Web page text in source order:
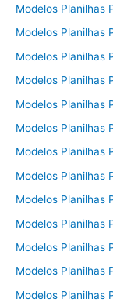
Modelos Planilhas
Modelos Planilhas
Modelos Planilhas
Modelos Planilhas
Modelos Planilhas
Modelos Planilhas
Modelos Planilhas
Modelos Planilhas
Modelos Planilhas
Modelos Planilhas
Modelos Planilhas
Modelos Planilhas
Modelos Planilhas